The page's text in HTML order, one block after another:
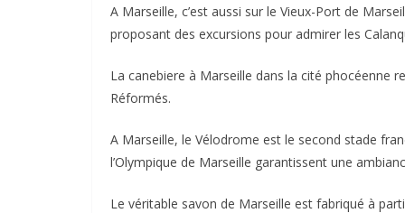
A Marseille, c’est aussi sur le Vieux-Port de
proposant des excursions pour admirer les
La canebiere à Marseille dans la cité phocéenne
Réformés.
A Marseille, le Vélodrome est le second stade
l’Olympique de Marseille garantissent une
Le véritable savon de Marseille est fabriqué à